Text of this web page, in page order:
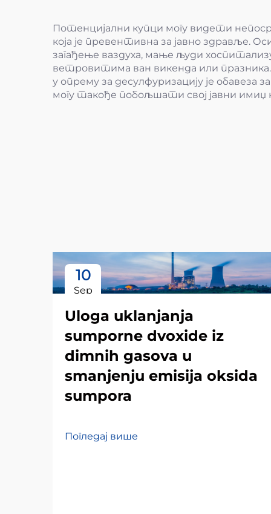
Потенцијални купци могу видети
која је превентивна за јавно здравље.
загађење ваздуха, мање људи
ветровитима ван викенда или
у опрему за десулфуризацију је обавеза
могу такође побољшати свој јавни имиџ
10
Sep
Uloga uklanjanja
sumporne dvoxide iz
dimnih gasova u
smanjenju emisija oksida
sumpora
Погледај више